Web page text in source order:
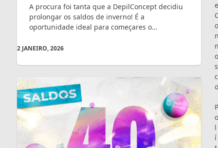
A procura foi tanta que a DepilConcept decidiu
prolongar os saldos de inverno! É a
oportunidade ideal para começares o…
2 JANEIRO, 2026
e
o
o
s
c
o
P
o
l
í